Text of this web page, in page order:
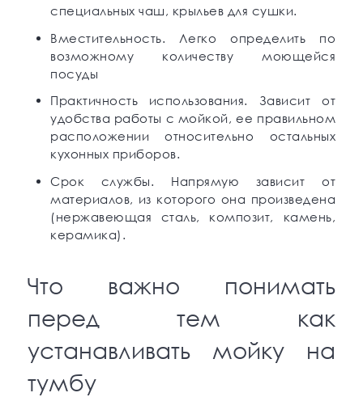
специальных чаш, крыльев для сушки.
Вместительность. Легко определить по
возможному количеству моющейся
посуды
Практичность использования. Зависит от
удобства работы с мойкой, ее правильном
расположении относительно остальных
кухонных приборов.
Срок службы. Напрямую зависит от
материалов, из которого она произведена
(нержавеющая сталь, композит, камень,
керамика).
Что важно понимать
перед тем как
устанавливать мойку на
тумбу